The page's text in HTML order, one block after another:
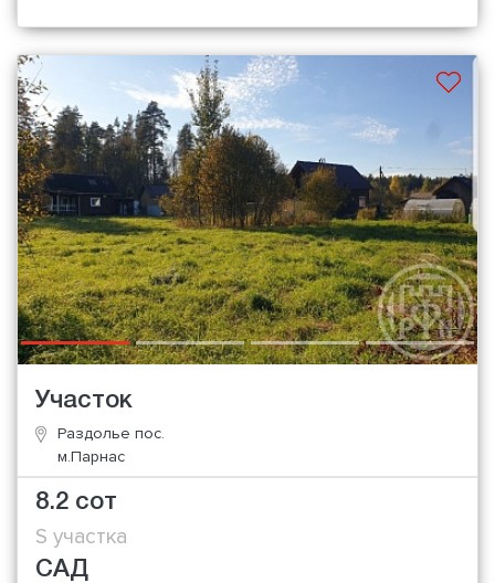
Участок
Раздолье пос.
м.Парнас
8.2 сот
S участка
САД